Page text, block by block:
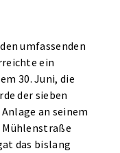
umfassenden
ein
30. Juni, die
der sieben
an seinem
das bislang